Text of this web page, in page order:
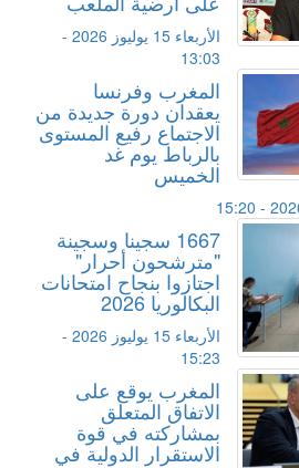
الأربعاء 15 يوليوز 2026 -
13:03
المغرب وفرنسا
يعقدان دورة جديدة من
الاجتماع رفيع المستوى
بالرباط يوم غد
الخميس
1667 سجينا وسجينة
"مترشحون أحرار"
اجتازوا بنجاح امتحانات
البكالوريا 2026
الأربعاء 15 يوليوز 2026 -
15:23
المغرب يوقع على
الاتفاق المتعلق
بمشاركته في قوة
الاستقرار الدولية في